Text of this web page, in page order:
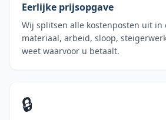
Eerlijke prijsopgave
Wij splitsen alle kostenposten uit in
materiaal, arbeid, sloop,
weet waarvoor u betaalt.
🔒